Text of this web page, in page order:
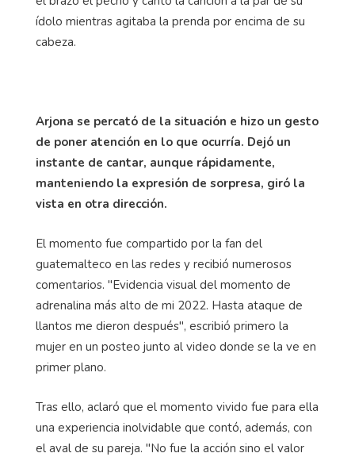
ídolo mientras agitaba la prenda por encima de su
cabeza.
Arjona se percató de la situación e hizo un gesto
de poner atención en lo que ocurría. Dejó un
instante de cantar, aunque rápidamente,
manteniendo la expresión de sorpresa, giró la
vista en otra dirección.
El momento fue compartido por la fan del
guatemalteco en las redes y recibió numerosos
comentarios. "Evidencia visual del momento de
adrenalina más alto de mi 2022. Hasta ataque de
llantos me dieron después", escribió primero la
mujer en un posteo junto al video donde se la ve en
primer plano.
Tras ello, aclaró que el momento vivido fue para ella
una experiencia inolvidable que contó, además, con
el aval de su pareja. "No fue la acción sino el valor